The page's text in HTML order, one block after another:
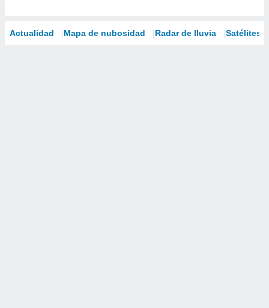
Actualidad Mapa de nubosidad Radar de lluvia Satélites